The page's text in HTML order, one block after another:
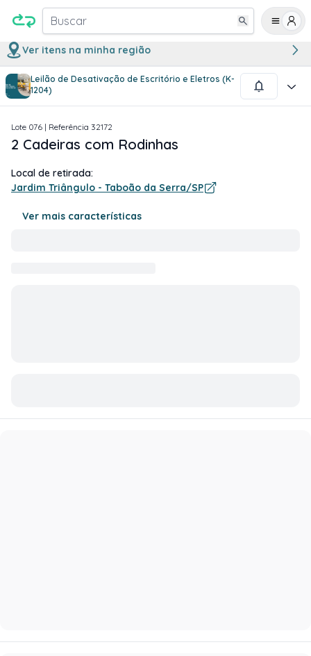
Buscar
Ver itens na minha região
Leilão de Desativação de Escritório e Eletros (K-
1204)
1/1
Lote 076 | Referência 32172
2 Cadeiras com Rodinhas
Local de retirada:
Jardim Triângulo - Taboão da Serra/SP
Ver mais características